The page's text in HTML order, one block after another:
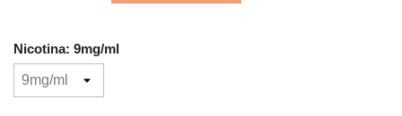
Nicotina: 9mg/ml